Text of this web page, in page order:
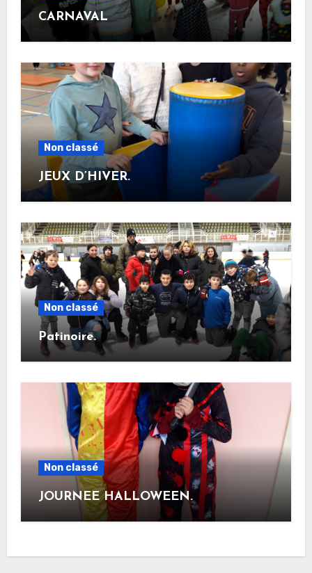
CARNAVAL
Non classé
JEUX D’HIVER.
Non classé
Patinoire.
Non classé
JOURNEE HALLOWEEN.